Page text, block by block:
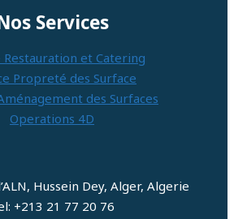
Services
Restauration et Catering
Propreté des Surface
des Surfaces
Operations 4D
Hussein Dey, Alger, Algerie
+213 21 77 20 76